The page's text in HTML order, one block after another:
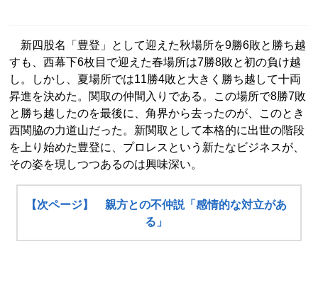
新四股名「豊登」として迎えた秋場所を9勝6敗と勝ち越
すも、西幕下6枚目で迎えた春場所は7勝8敗と初の負け越
し。しかし、夏場所では11勝4敗と大きく勝ち越して十両
昇進を決めた。関取の仲間入りである。この場所で8勝7敗
と勝ち越したのを最後に、角界から去ったのが、このとき
西関脇の力道山だった。新関取として本格的に出世の階段
を上り始めた豊登に、プロレスという新たなビジネスが、
その姿を現しつつあるのは興味深い。
【次ページ】 親方との不仲説「感情的な対立があ
る」